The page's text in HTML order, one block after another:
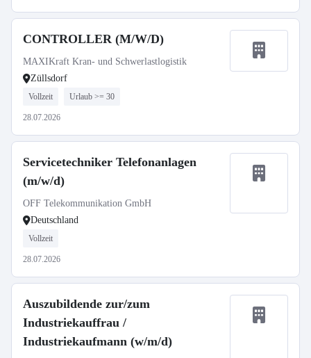
CONTROLLER (M/W/D)
MAXIKraft Kran- und Schwerlastlogistik
Züllsdorf
Vollzeit Urlaub >= 30
28.07.2026
Servicetechniker Telefonanlagen
(m/w/d)
OFF Telekommunikation GmbH
Deutschland
Vollzeit
28.07.2026
Auszubildende zur/zum
Industriekauffrau /
Industriekaufmann (w/m/d)